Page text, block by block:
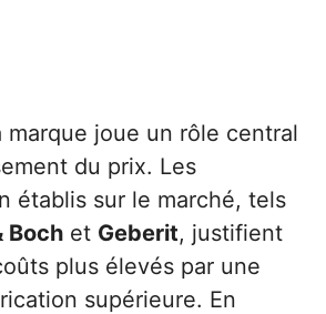
marque joue un rôle central
du prix. Les
établis sur le marché, tels
Boch et Geberit, justifient
plus élevés par une
supérieure. En